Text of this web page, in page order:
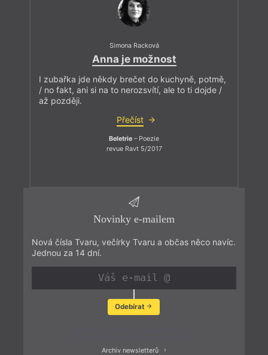
Simona Racková
Anna je možnost
I zubařka jde někdy brečet do kuchyně, potmě,
/ no fakt, ani si na to nerozsvítí, ale to ti dojde /
až později.
Přečíst
Beletrie – Poezie
revue Ravt 5/2017
Novinky e-mailem
Nová čísla Tvaru, večírky Tvaru a občas něco navíc.
Jednou za 14 dní.
Odebírat
Archiv newsletterů